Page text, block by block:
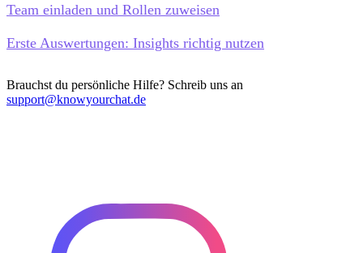
Team einladen und Rollen zuweisen
Erste Auswertungen: Insights richtig nutzen
Brauchst du persönliche Hilfe? Schreib uns an
support@knowyourchat.de